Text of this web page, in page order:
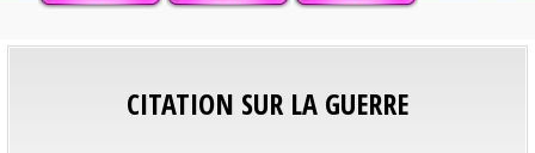
CITATION SUR LA GUERRE